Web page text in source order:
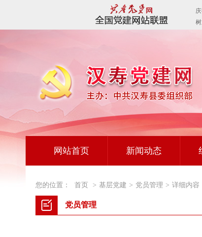
网站首页 新闻动态
您的位置： 首页 > 基层党建 > 党员管理 > 详细内容
党员管理